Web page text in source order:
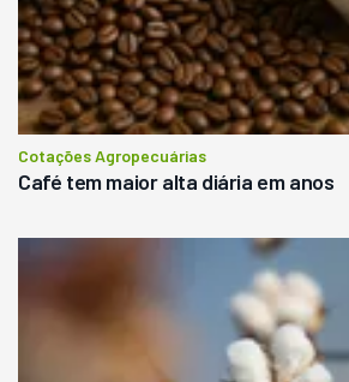
Cotações Agropecuárias
Café tem maior alta diária em anos